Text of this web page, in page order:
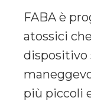
FABA è
atossici
dispositivo
più piccoli